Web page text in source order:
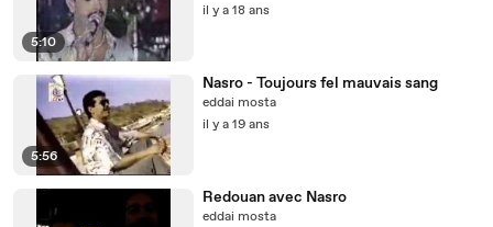
5:10
il y a 18 ans
5:56
Nasro - Toujours fel mauvais sang
eddai mosta
il y a 19 ans
Redouan avec Nasro
eddai mosta